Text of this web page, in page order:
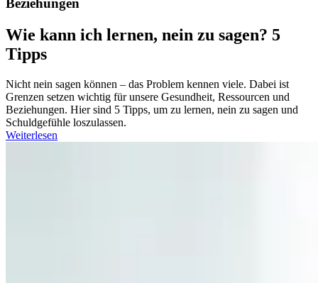
Beziehungen
Wie kann ich lernen, nein zu sagen? 5
Tipps
Nicht nein sagen können – das Problem kennen viele. Dabei ist
Grenzen setzen wichtig für unsere Gesundheit, Ressourcen und
Beziehungen. Hier sind 5 Tipps, um zu lernen, nein zu sagen und
Schuldgefühle loszulassen.
Weiterlesen